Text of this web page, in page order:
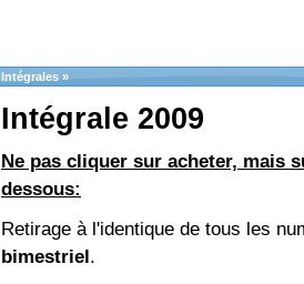
Intégrales »
Intégrale 2009
Ne pas cliquer sur acheter, mais
dessous:
Retirage à l'identique de tous les
bimestriel.